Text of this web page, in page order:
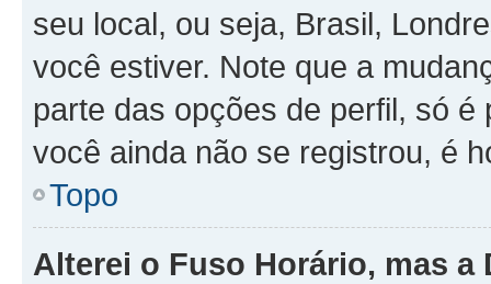
seu local, ou seja, Brasil,
você estiver. Note que a
parte das opções de perfil, só
você ainda não se registrou, é
Topo
Alterei o Fuso Horário, mas a